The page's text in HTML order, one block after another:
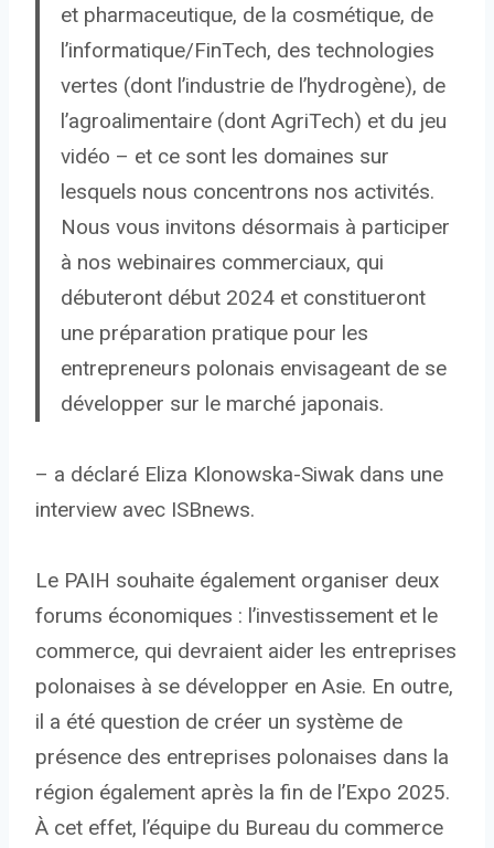
et pharmaceutique, de la cosmétique, de
l’informatique/FinTech, des technologies
vertes (dont l’industrie de l’hydrogène), de
l’agroalimentaire (dont AgriTech) et du jeu
vidéo – et ce sont les domaines sur
lesquels nous concentrons nos activités.
Nous vous invitons désormais à participer
à nos webinaires commerciaux, qui
débuteront début 2024 et constitueront
une préparation pratique pour les
entrepreneurs polonais envisageant de se
développer sur le marché japonais.
– a déclaré Eliza Klonowska-Siwak dans une
interview avec ISBnews.
Le PAIH souhaite également organiser deux
forums économiques : l’investissement et le
commerce, qui devraient aider les entreprises
polonaises à se développer en Asie. En outre,
il a été question de créer un système de
présence des entreprises polonaises dans la
région également après la fin de l’Expo 2025.
À cet effet, l’équipe du Bureau du commerce